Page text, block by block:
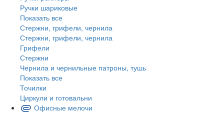
Ручки шариковые
Показать все
Стержни, грифели, чернила
Стержни, грифели, чернила
Грифели
Стержни
Чернила и чернильные патроны, тушь
Показать все
Точилки
Циркули и готовальни
Офисные мелочи